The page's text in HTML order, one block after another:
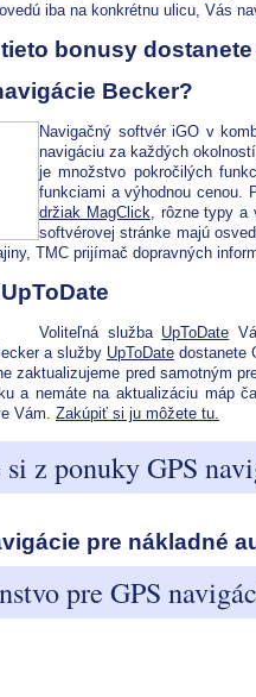
iba na konkrétnu ulicu, Vás
bonusy dostanete
Becker?
Navigačný softvér iGO v
navigáciu za každých
je množstvo pokročilých
funkciami a výhodnou cenou.
držiak MagClick, rôzne typy a
softvérovej stránke majú
TMC prijímač dopravných
Voliteľná služba UpToDate
a služby UpToDate dostanete
zaktualizujeme pred samotným
a nemáte na aktualizáciu máp
Vám. Zakúpiť si ju môžete tu.
z ponuky GPS
pre nákladné
pre GPS